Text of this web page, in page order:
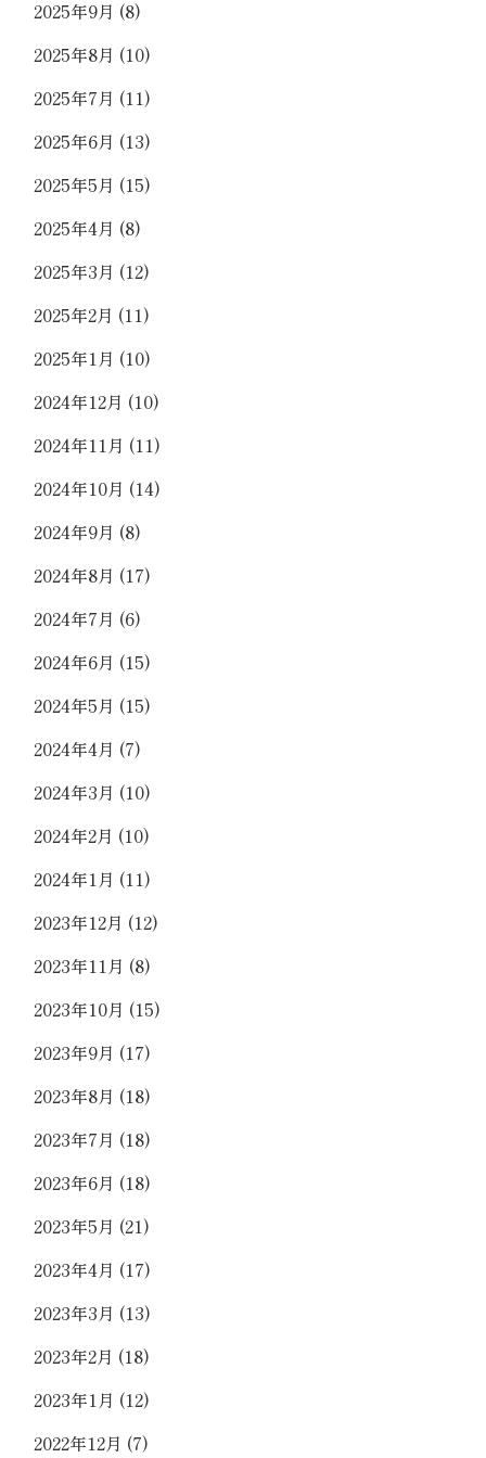
2025年9月 (8)
2025年8月 (10)
2025年7月 (11)
2025年6月 (13)
2025年5月 (15)
2025年4月 (8)
2025年3月 (12)
2025年2月 (11)
2025年1月 (10)
2024年12月 (10)
2024年11月 (11)
2024年10月 (14)
2024年9月 (8)
2024年8月 (17)
2024年7月 (6)
2024年6月 (15)
2024年5月 (15)
2024年4月 (7)
2024年3月 (10)
2024年2月 (10)
2024年1月 (11)
2023年12月 (12)
2023年11月 (8)
2023年10月 (15)
2023年9月 (17)
2023年8月 (18)
2023年7月 (18)
2023年6月 (18)
2023年5月 (21)
2023年4月 (17)
2023年3月 (13)
2023年2月 (18)
2023年1月 (12)
2022年12月 (7)